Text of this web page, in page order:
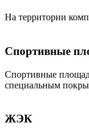
На территории
Спортивные
Спортивные
специальным
ЖЭК